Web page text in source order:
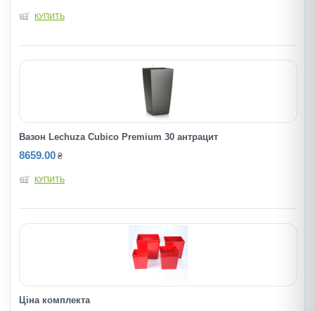
КУПИТЬ
Вазон Lechuza Cubico Premium 30 антрацит
8659.00 ₴
КУПИТЬ
Ціна комплекта